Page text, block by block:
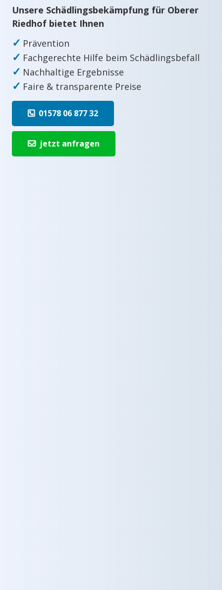
Unsere Schädlingsbekämpfung für Oberer
Riedhof bietet Ihnen
✓ Prävention
✓ Fachgerechte Hilfe beim Schädlingsbefall
✓ Nachhaltige Ergebnisse
✓ Faire & transparente Preise
01578 06 877 32
jetzt anfragen